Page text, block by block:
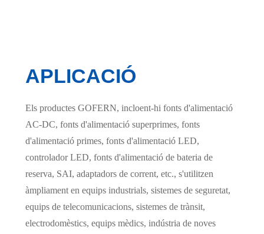
APLICACIÓ
Els productes GOFERN, incloent-hi fonts d'alimentació
AC-DC, fonts d'alimentació superprimes, fonts
d'alimentació primes, fonts d'alimentació LED,
controlador LED, fonts d'alimentació de bateria de
reserva, SAI, adaptadors de corrent, etc., s'utilitzen
àmpliament en equips industrials, sistemes de seguretat,
equips de telecomunicacions, sistemes de trànsit,
electrodomèstics, equips mèdics, indústria de noves